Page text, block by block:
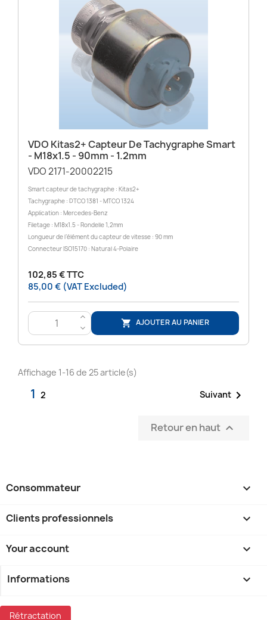
VDO Kitas2+ Capteur De Tachygraphe Smart
- M18x1.5 - 90mm - 1.2mm
VDO 2171-20002215
Smart capteur de tachygraphe : Kitas2+
Tachygraphe : DTCO 1381 - MTCO 1324
Application : Mercedes-Benz
Filetage : M18x1.5 - Rondelle 1,2mm
Longueur de l’élément du capteur de vitesse : 90 mm
Connecteur ISO15170 : Natural 4-Polaire
102,85 € TTC
85,00 € (VAT Excluded)
>
<
 AJOUTER AU PANIER
Affichage 1-16 de 25 article(s)
1 2 Suivant 
Retour en haut 
Consommateur 
Clients professionnels 
Your account 
Informations keyboard_arrow_down
Rétractation